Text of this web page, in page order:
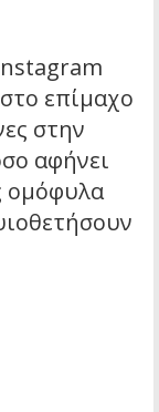
επίμαχο
στην
αφήνει
ομόφυλα